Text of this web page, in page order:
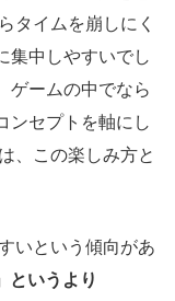
タイムを崩しにく
集中しやすいでし
ゲームの中でなら
セプトを軸にし
、この楽しみ方と
いという傾向があ
というより